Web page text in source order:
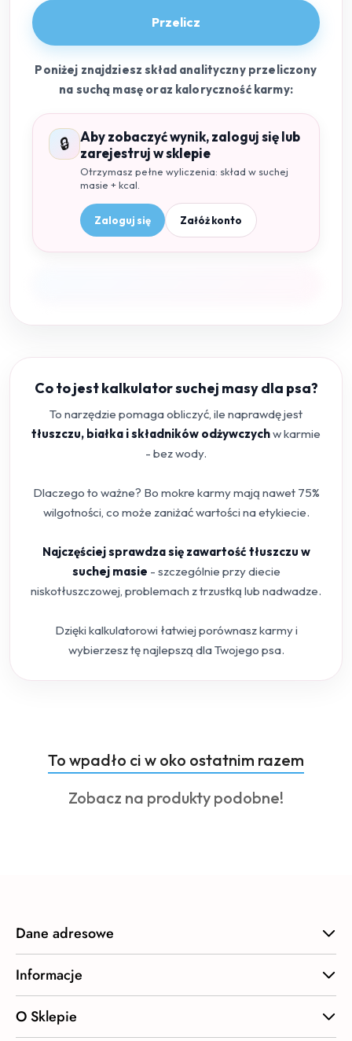
Przelicz
Poniżej znajdziesz skład analityczny przeliczony
na suchą masę oraz kaloryczność karmy:
🔒
Aby zobaczyć wynik, zaloguj się lub
zarejestruj w sklepie
Otrzymasz pełne wyliczenia: skład w suchej
masie + kcal.
Zaloguj się Załóż konto
Co to jest kalkulator suchej masy dla psa?
To narzędzie pomaga obliczyć, ile naprawdę jest
tłuszczu, białka i składników odżywczychw karmie
- bez wody.
Dlaczego to ważne? Bo mokre karmy mają nawet 75%
wilgotności, co może zaniżać wartości na etykiecie.
Najczęściej sprawdza się zawartość tłuszczu w
suchej masie - szczególnie przy diecie
niskotłuszczowej, problemach z trzustką lub nadwadze.
Dzięki kalkulatorowi łatwiej porównasz karmy i
wybierzesz tę najlepszą dla Twojego psa.
Pomiń karuzelę produktów
Produkty
o
statusie:
To wpadło ci w oko ostatnim razem
Produkty
Zobacz na produkty podobne!
Dane adresowe
Informacje
O Sklepie